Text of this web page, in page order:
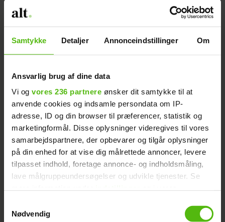
Samtykke Detaljer Annonceindstillinger Om
Ansvarlig brug af dine data
Vi og vores 236 partnere ønsker dit samtykke til at
anvende cookies og indsamle persondata om IP-
adresse, ID og din browser til præferencer, statistik og
marketingformål. Disse oplysninger videregives til vores
samarbejdspartnere, der opbevarer og tilgår oplysninger
på din enhed for at vise dig målrettede annoncer, levere
tilpasset indhold, foretage annonce- og indholdsmåling,
lave målgruppeundersøgelser og udvikle tjenester. Se
tilbage eller ændre indstillinger fra vores
Nødvendig
Risotto med rødkål og
pancetta